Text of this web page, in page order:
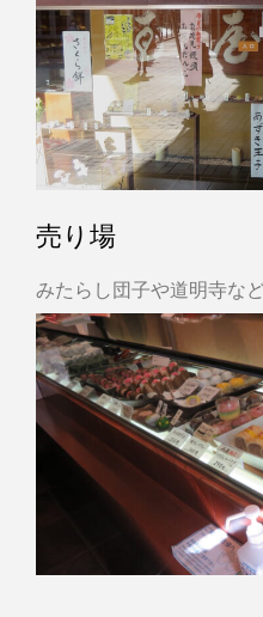
売り場
みたらし団子や道明寺な